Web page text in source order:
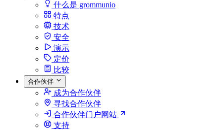
什么是 grommunio
特点
技术
安全
演示
定价
比较
合作伙伴
成为合作伙伴
寻找合作伙伴
合作伙伴门户网站
支持